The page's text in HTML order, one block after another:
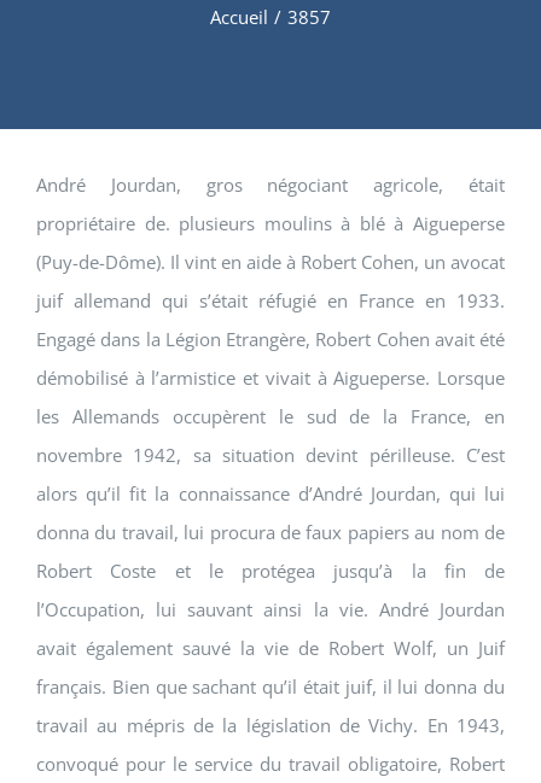
Accueil / 3857
André Jourdan, gros négociant agricole, était
propriétaire de. plusieurs moulins à blé à Aigueperse
(Puy-de-Dôme). Il vint en aide à Robert Cohen, un avocat
juif allemand qui s’était réfugié en France en 1933.
Engagé dans la Légion Etrangère, Robert Cohen avait été
démobilisé à l’armistice et vivait à Aigueperse. Lorsque
les Allemands occupèrent le sud de la France, en
novembre 1942, sa situation devint périlleuse. C’est
alors qu’il fit la connaissance d’André Jourdan, qui lui
donna du travail, lui procura de faux papiers au nom de
Robert Coste et le protégea jusqu’à la fin de
l’Occupation, lui sauvant ainsi la vie. André Jourdan
avait également sauvé la vie de Robert Wolf, un Juif
français. Bien que sachant qu’il était juif, il lui donna du
travail au mépris de la législation de Vichy. En 1943,
convoqué pour le service du travail obligatoire, Robert